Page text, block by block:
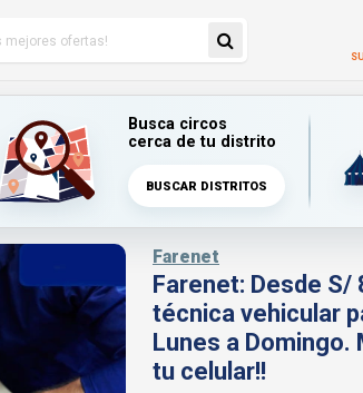
Busca circos
cerca de tu distrito
BUSCAR DISTRITOS
Farenet
Farenet: Desde
técnica vehicular
Lunes a Domingo.
tu celular!!